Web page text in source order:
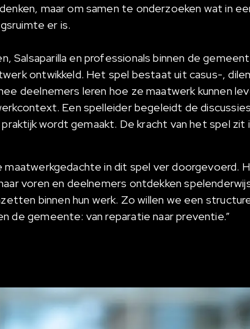
maar om samen te onderzoeken wat in
er is.
Salsaparilla en professionals binnen de
ontwikkeld. Het spel bestaat uit casus-,
deelnemers leren hoe ze maatwerk kunnen
Een spelleider begeleidt de
wordt gemaakt. De kracht van het spel zit
maatwerkgedachte in dit spel ver doorgevoerd.
voren en deelnemers ontdekken
binnen hun werk. Zo willen we een
de gemeente: van reparatie naar preventie.”